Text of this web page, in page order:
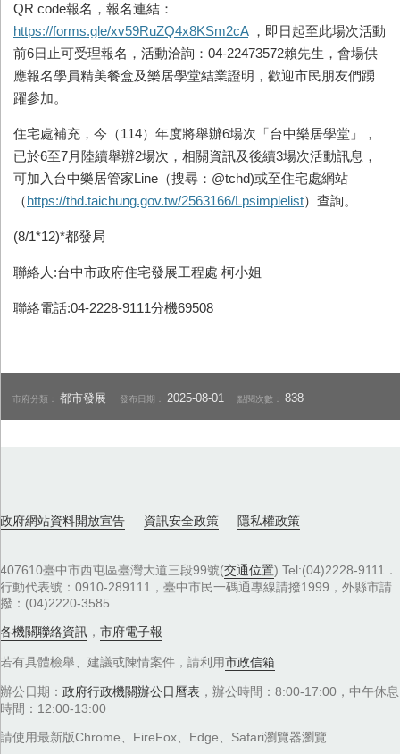
QR code報名，報名連結：
https://forms.gle/xv59RuZQ4x8KSm2cA，即日起至此場次活動
前6日止可受理報名，活動洽詢：04-22473572賴先生，會場供
應報名學員精美餐盒及樂居學堂結業證明，歡迎市民朋友們踴
躍參加。
住宅處補充，今（114）年度將舉辦6場次「台中樂居學堂」，
已於6至7月陸續舉辦2場次，相關資訊及後續3場次活動訊息，
可加入台中樂居管家Line（搜尋：@tchd)或至住宅處網站
（https://thd.taichung.gov.tw/2563166/Lpsimplelist）查詢。
(8/1*12)*都發局
聯絡人:台中市政府住宅發展工程處 柯小姐
聯絡電話:04-2228-9111分機69508
市府分類：都市發展 發布日期： 2025-08-01 點閱次數：838
政府網站資料開放宣告 資訊安全政策 隱私權政策
407610臺中市西屯區臺灣大道三段99號(交通位置) Tel:(04)2228-9111．
行動代表號：0910-289111，臺中市民一碼通專線請撥1999，外縣市請
撥：(04)2220-3585
各機關聯絡資訊 ， 市府電子報
若有具體檢舉、建議或陳情案件，請利用市政信箱
辦公日期： 政府行政機關辦公日曆表 ，辦公時間：8:00-17:00，中午休息
時間：12:00-13:00
請使用最新版Chrome、FireFox、Edge、Safari瀏覽器瀏覽